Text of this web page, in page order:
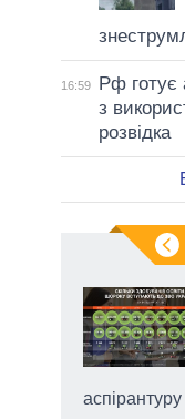
16:59
Рф готує
з
розвідка
аспірантуру